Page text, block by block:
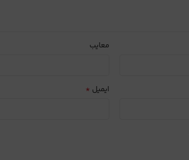
معایب
ایمیل *